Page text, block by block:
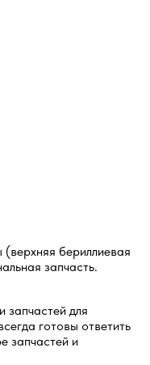
бериллиевая
запчасть.
для
готовы ответить
запчастей и